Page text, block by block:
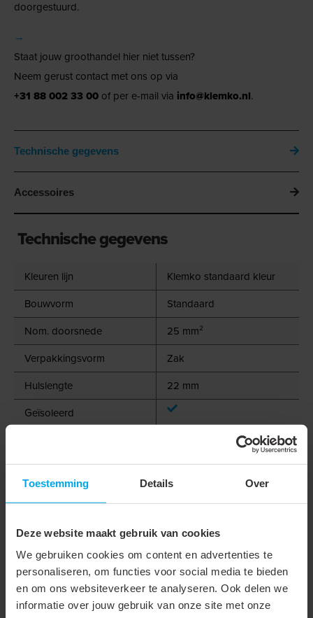
Toestemming Details Over
Deze website maakt gebruik van cookies
We gebruiken cookies om content en advertenties te
personaliseren, om functies voor social media te bieden
en om ons websiteverkeer te analyseren. Ook delen we
informatie over jouw gebruik van onze site met onze
doorgestuurd.
→
Staat jouw groothandel hier niet tussen?
Neem gerust contact met ons op via
+31 88 002 33 00 of per e-mail via info@klemko.nl.
Technische gegevens
Accessoires
Technische gegevens
Kleuren lijn
Klemko standaard kleur
Bouwvorm
Standaard
Nom. doorsnede
25 mm²
Verpakkingsvorm
Zak
Hulslengte
22 mm
Geïsoleerd
Kleur
Zwart
Voor kortsluitvaste lijnen
Met markeringsvaan
Levering op band